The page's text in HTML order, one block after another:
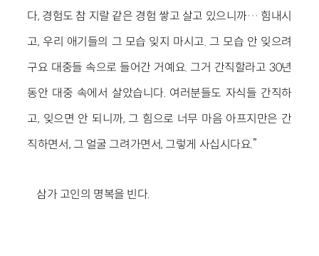
다, 경험도 참 지랄 같은 경험 쌓고 살고 있으니까… 힘내시
고, 우리 애기들의 그 모습 잊지 마시고. 그 모습 안 잊으려
구요 대중들 속으로 들어간 거예요. 그거 간직할라고 30년
동안 대중 속에서 살았습니다. 여러분들도 자식들 간직하
고, 잊으면 안 되니까, 그 힘으로 너무 마음 아프지만은 간
직하면서, 그 얼굴 그려가면서, 그렇게 사십시다요.”
삼가 고인의 명복을 빈다.